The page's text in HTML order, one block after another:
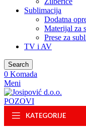
Sublimacija
Dodatna
Materijal za
Prese za
TV i AV
Search
0 Komada
Meni
POZOVI
KATEGORIJE